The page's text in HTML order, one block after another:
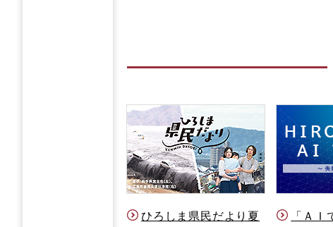
ひろしま県民だより夏
「Ａ